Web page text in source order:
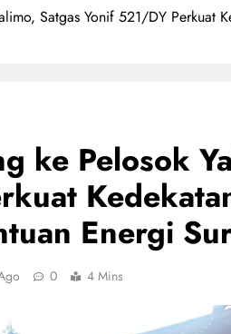
Satgas Yonif 521/DY Perkuat
ke Pelosok
Energi
0 4 Mins